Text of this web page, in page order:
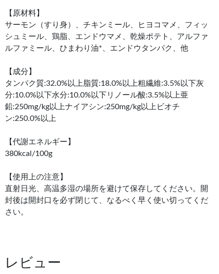
【原材料】
サーモン（すり身）、チキンミール、ヒヨコマメ、フィッ
シュミール、鶏脂、エンドウマメ、乾燥ポテト、アルファ
ルファミール、ひまわり油*、エンドウタンパク、他
【成分】
タンパク質:32.0%以上脂質:18.0%以上粗繊維:3.5%以下灰
分:10.0%以下水分:10.0%以下リノール酸:3.5%以上亜
鉛:250mg/kg以上ナイアシン:250mg/kg以上ビオチ
ン:250.0%以上
【代謝エネルギー】
380kcal/100g
【使用上の注意】
直射日光、高温多湿の場所を避けて保存してください。開
封後は開封口を必ず閉じて、なるべく早く使い切ってくだ
さい。
レビュー